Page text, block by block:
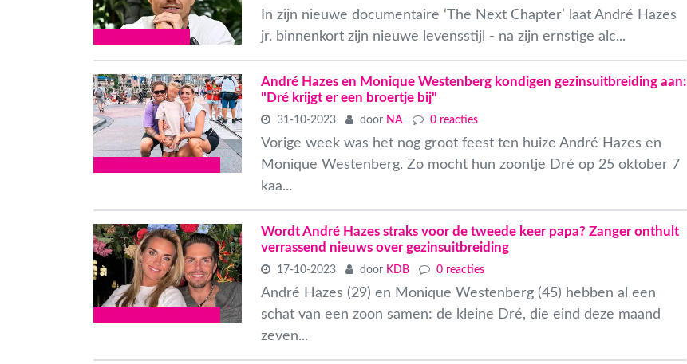
In zijn nieuwe documentaire ‘The Next Chapter’ laat André Hazes
jr. binnenkort zijn nieuwe levensstijl - na zijn ernstige alc...
André Hazes en Monique Westenberg kondigen gezinsuitbreiding aan:
"Dré krijgt er een broertje bij"
31-10-2023 door NA 0 reacties
Vorige week was het nog groot feest ten huize André Hazes en
Monique Westenberg. Zo mocht hun zoontje Dré op 25 oktober 7
kaa...
Wordt André Hazes straks voor de tweede keer papa? Zanger onthult
verrassend nieuws over gezinsuitbreiding
17-10-2023 door KDB 0 reacties
André Hazes (29) en Monique Westenberg (45) hebben al een
schat van een zoon samen: de kleine Dré, die eind deze maand
zeven...